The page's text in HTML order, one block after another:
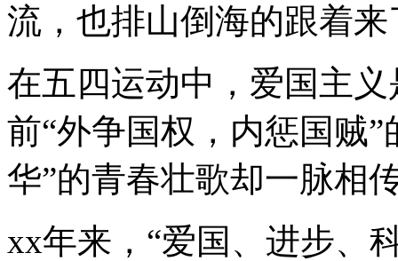
流，也排山倒海的跟着来
在五四运动中，爱国主
前“外争国权，内惩国贼
华”的青春壮歌却一脉相
xx年来，“爱国、进步、